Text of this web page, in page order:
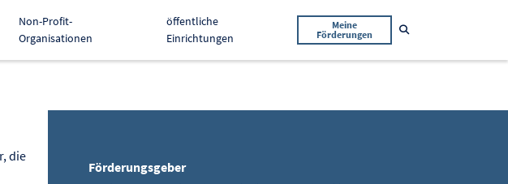
Non-Profit-
Organisationen
öffentliche
Einrichtungen
Meine
Förderungen
kopieren
die
Förderungsgeber